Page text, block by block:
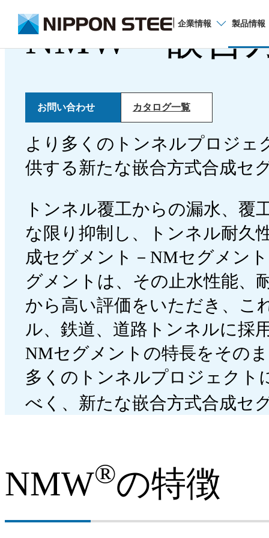
企業情報 製品情報
NMW®嵌合
お問い合わせ カタログ一覧
より多くのトンネルプロジェ
供する新たな嵌合方式合成セ
トンネル覆工からの漏水、覆
な限り抑制し、トンネル耐久
成セグメント－NMセグメン
グメントは、その止水性能、
から高い評価をいただき、こ
ル、鉄道、道路トンネルに採
NMセグメントの特長をその
多くのトンネルプロジェクト
べく、新たな嵌合方式合成セ
NMW®の特徴
品種から探す
厚板
薄板
電磁鋼板
棒鋼・線材
建材
鋼管
交通産機品